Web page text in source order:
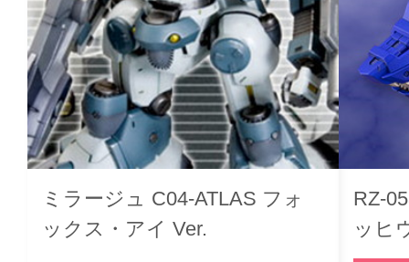
ミラージュ C04-ATLAS フォ
ックス・アイ Ver.
RZ-
ッヒ